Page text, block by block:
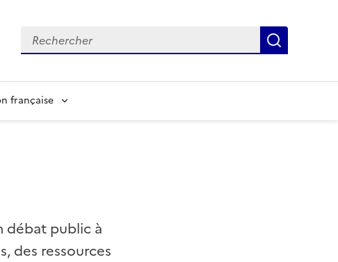
Recherche
française
débat public à
des ressources